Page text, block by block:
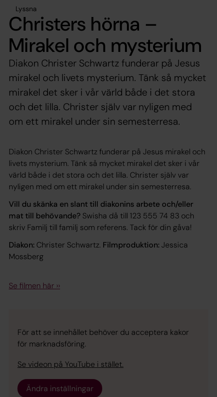
Lyssna
Christers hörna –
Mirakel och mysterium
Diakon Christer Schwartz funderar på Jesus
mirakel och livets mysterium. Tänk så mycket
mirakel det sker i vår värld både i det stora
och det lilla. Christer själv var nyligen med
om ett mirakel under sin semesterresa.
Diakon Christer Schwartz funderar på Jesus mirakel och
livets mysterium. Tänk så mycket mirakel det sker i vår
värld både i det stora och det lilla. Christer själv var
nyligen med om ett mirakel under sin semesterresa.
Vill du skänka en slant till diakonins arbete och/eller
mat till behövande? Swisha då till 123 555 74 83 och
skriv Familj till familj som referens. Tack för din gåva!
Diakon: Christer Schwartz. Filmproduktion:Jessica
Mossberg
Se filmen här ››
För att se innehållet behöver du acceptera kakor
för marknadsföring.
Se videon på YouTube i stället.
Ändra inställningar